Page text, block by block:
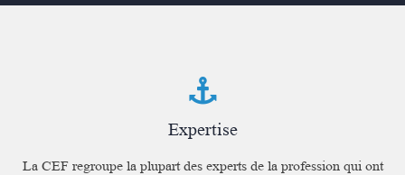
Expertise
La CEF regroupe la plupart des experts de la profession qui ont